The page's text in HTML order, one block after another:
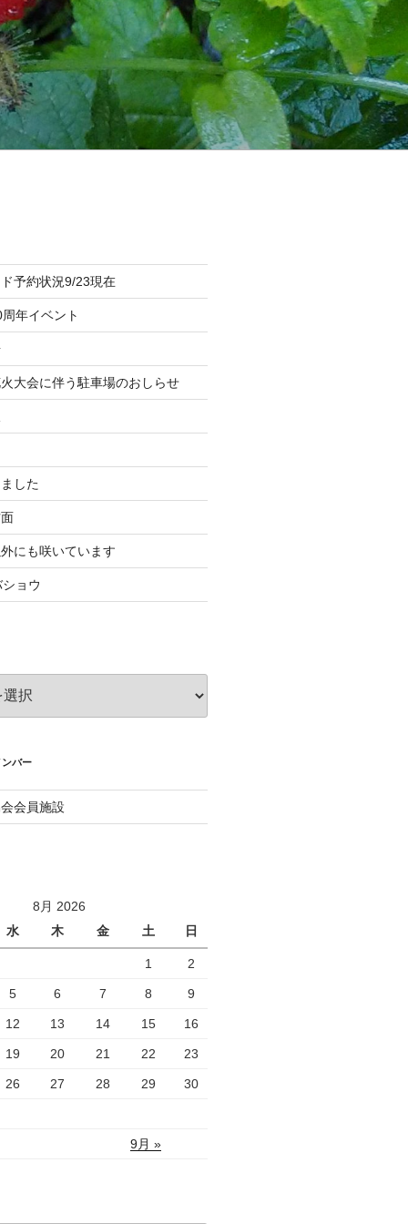
予約状況9/23現在
年イベント
大会に伴う駐車場のおしらせ
した
にも咲いています
ョウ
バー
会員施設
8月 2026
水
木 金 土 日
9月 »
1 2
5 6 7 8 9
12 13 14 15 16
19 20 21 22 23
26 27 28 29 30